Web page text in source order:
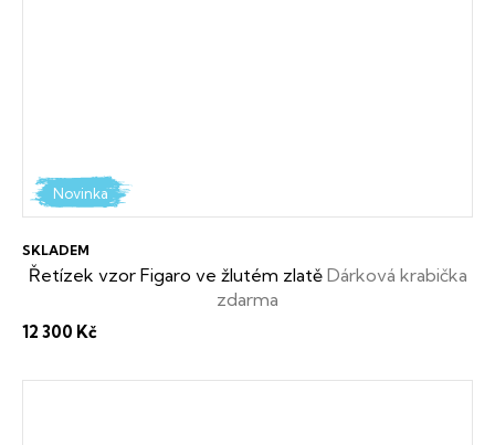
Novinka
Řetízek vzor Figaro ve žlutém zlatě Dárková krabička
zdarma
SKLADEM
12 300 Kč